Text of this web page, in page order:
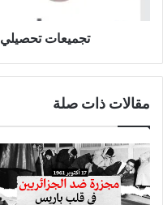
تجميعات تحصيلي 1444 علمي وادبي pdf
مقالات ذات صلة